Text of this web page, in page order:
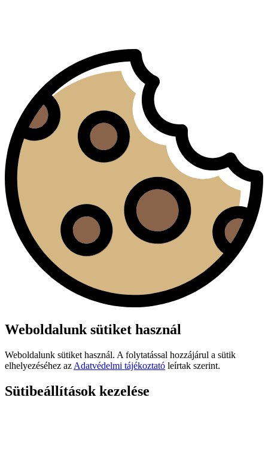
Weboldalunk sütiket használ
Weboldalunk sütiket használ. A folytatással hozzájárul a sütik
elhelyezéséhez az Adatvédelmi tájékoztató leírtak szerint.
Sütibeállítások kezelése